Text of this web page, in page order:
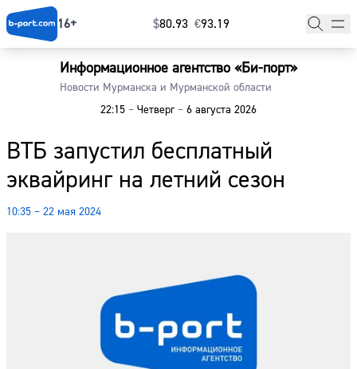
16+ $⁠80.93 €⁠93.19
Информационное агентство «Би-порт»
Новости Мурманска и Мурманской области
22:15 – Четверг – 6 августа 2026
ВТБ запустил бесплатный
эквайринг на летний сезон
10:35 – 22 мая 2024
Главная
Наши гости
Фоторепортажи